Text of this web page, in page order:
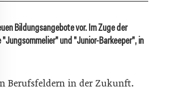
Bildungsangebote vor. Im Zuge der
und "Junior-Barkeeper", in
Berufsfeldern in der Zukunft.